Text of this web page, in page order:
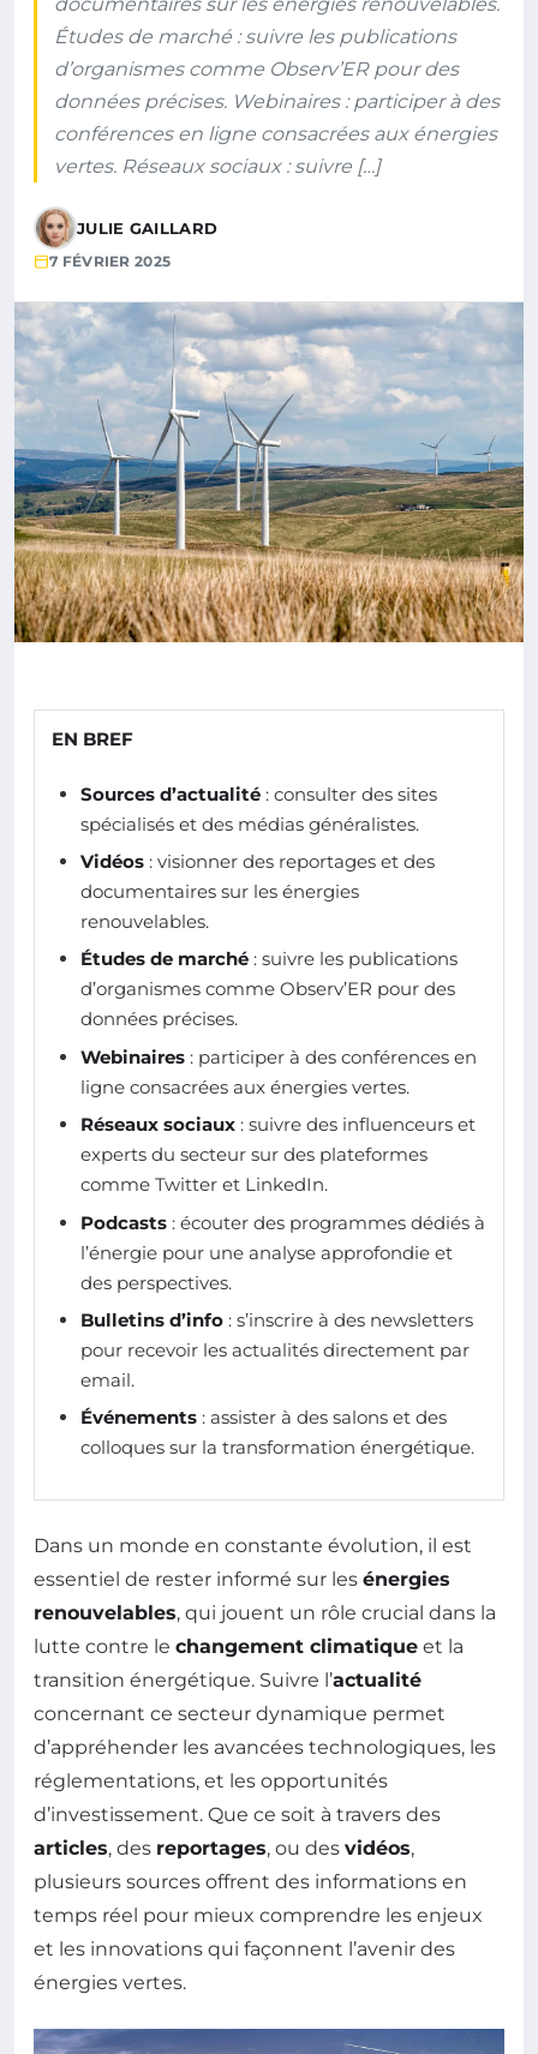
Études de marché : suivre les publications
d’organismes comme Observ’ER pour des
données précises. Webinaires : participer à des
conférences en ligne consacrées aux énergies
vertes. Réseaux sociaux : suivre […]
JULIE GAILLARD
7 FÉVRIER 2025
EN BREF
Sources d’actualité : consulter des sites
spécialisés et des médias généralistes.
Vidéos : visionner des reportages et des
documentaires sur les énergies
renouvelables.
Études de marché : suivre les publications
d’organismes comme Observ’ER pour des
données précises.
Webinaires : participer à des conférences en
ligne consacrées aux énergies vertes.
Réseaux sociaux : suivre des influenceurs et
experts du secteur sur des plateformes
comme Twitter et LinkedIn.
Podcasts : écouter des programmes dédiés à
l’énergie pour une analyse approfondie et
des perspectives.
Bulletins d’info : s’inscrire à des newsletters
pour recevoir les actualités directement par
email.
Événements : assister à des salons et des
colloques sur la transformation énergétique.
Dans un monde en constante évolution, il est
essentiel de rester informé sur les énergies
renouvelables, qui jouent un rôle crucial dans la
lutte contre le changement climatique et la
transition énergétique. Suivre l’actualité
concernant ce secteur dynamique permet
d’appréhender les avancées technologiques, les
réglementations, et les opportunités
d’investissement. Que ce soit à travers des
articles, des reportages, ou des vidéos,
plusieurs sources offrent des informations en
temps réel pour mieux comprendre les enjeux
et les innovations qui façonnent l’avenir des
énergies vertes.